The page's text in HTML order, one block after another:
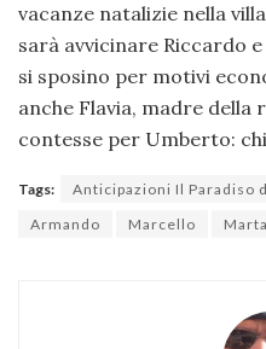
vacanze natalizie nella
sarà avvicinare Riccardo
si sposino per motivi
anche Flavia, madre
contesse per Umberto:
Tags:
Anticipazioni Il Paradiso
Armando
Marcello Marta